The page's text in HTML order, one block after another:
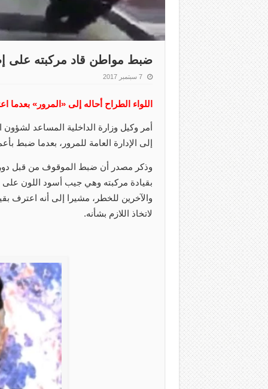
ضبط مواطن قاد مركبته على
7 سبتمبر 2017
اللواء الطراح أحاله إلى «المرور» بعدما
إلى الإدارة العامة للمرور، بعدما ضبط
وذكر مصدر أن ضبط الموقوف من قبل
بقيادة مركبته وهي جيب أسود اللون
والآخرين للخطر، مشيرا إلى أنه اعترف
لاتخاذ اللازم بشأنه.